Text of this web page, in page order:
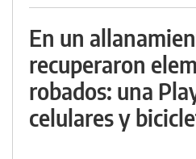
En un
recuperaron
robados: una
celulares y